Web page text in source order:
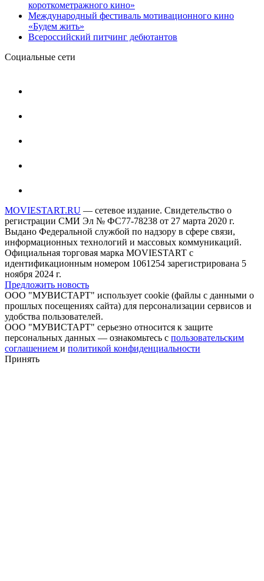
короткометражного кино»
Международный фестиваль мотивационного кино
«Будем жить»
Всероссийский питчинг дебютантов
Социальные сети
MOVIESTART.RU — сетевое издание. Свидетельство о
регистрации СМИ Эл № ФС77-78238 от 27 марта 2020 г.
Выдано Федеральной службой по надзору в сфере связи,
информационных технологий и массовых коммуникаций.
Официальная торговая марка MOVIESTART с
идентификационным номером 1061254 зарегистрирована 5
ноября 2024 г.
Предложить новость
ООО "МУВИСТАРТ" использует cookie (файлы с данными о
прошлых посещениях сайта) для персонализации сервисов и
удобства пользователей.
ООО "МУВИСТАРТ" серьезно относится к защите
персональных данных — ознакомьтесь с пользовательским
соглашением и политикой конфиденциальности
Принять